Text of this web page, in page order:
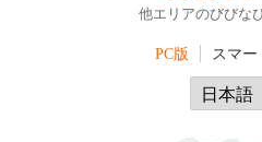
他エリアのびびな
PC版 スマ